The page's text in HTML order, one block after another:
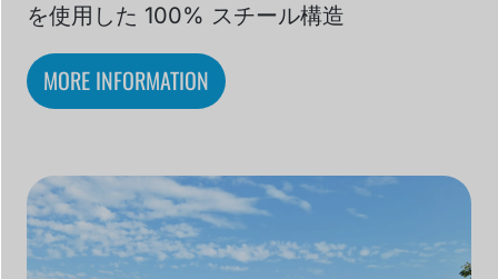
を使用した 100% スチール構造
MORE INFORMATION